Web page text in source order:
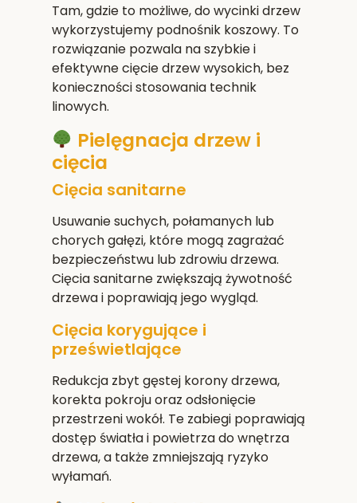
Tam, gdzie to możliwe, do wycinki drzew
wykorzystujemy podnośnik koszowy. To
rozwiązanie pozwala na szybkie i
efektywne cięcie drzew wysokich, bez
konieczności stosowania technik
linowych.
Pielęgnacja drzew i
cięcia
Cięcia sanitarne
Usuwanie suchych, połamanych lub
chorych gałęzi, które mogą zagrażać
bezpieczeństwu lub zdrowiu drzewa.
Cięcia sanitarne zwiększają żywotność
drzewa i poprawiają jego wygląd.
Cięcia korygujące i
prześwietlające
Redukcja zbyt gęstej korony drzewa,
korekta pokroju oraz odsłonięcie
przestrzeni wokół. Te zabiegi poprawiają
dostęp światła i powietrza do wnętrza
drzewa, a także zmniejszają ryzyko
wyłamań.